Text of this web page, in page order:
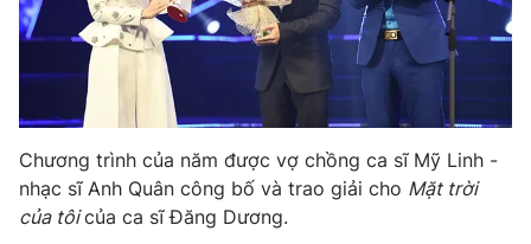
thuận bằng văn bản. Ghi rõ nguồn VTV.vn khi phát hành lại
thông tin từ website này.
Chương trình của năm được vợ chồng ca sĩ Mỹ Linh -
nhạc sĩ Anh Quân công bố và trao giải cho Mặt trời
của tôicủa ca sĩ Đăng Dương.